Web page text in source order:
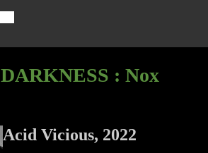
: Nox
Acid Vicious, 2022